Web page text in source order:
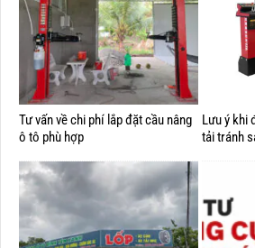
Tư vấn về chi phí lắp đặt cầu nâng
ô tô phù hợp
Lưu ý khi
tải tránh